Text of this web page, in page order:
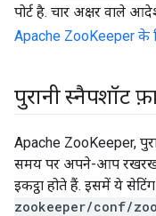
पोर्ट है. चार अक्षर वाले
Apache ZooKeeper के
पुरानी स्नैपशॉट
Apache ZooKeeper,
समय पर अपने-आप
इकट्ठा होते हैं. इसमें ये
zookeeper/conf/